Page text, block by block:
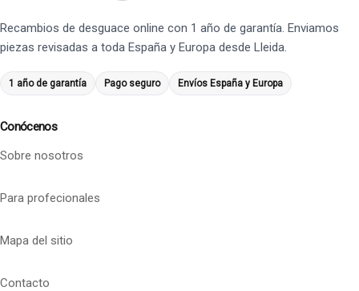
Recambios de desguace online con 1 año de garantía. Enviamos
piezas revisadas a toda España y Europa desde Lleida.
1 año de garantía Pago seguro Envíos España y Europa
Conócenos
Sobre nosotros
Para profecionales
Mapa del sitio
Contacto